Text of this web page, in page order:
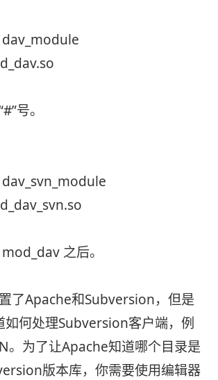
号。
之后。
了Apache和Subversion，但是
如何处理Subversion客户端，例
。为了让Apache知道哪个目录是
版本库，你需要使用编辑器